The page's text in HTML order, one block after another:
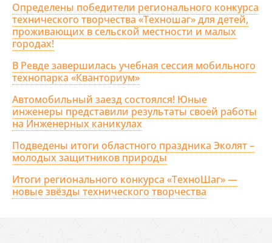
Определены победители регионального конкурса
технического творчества «Техношаг» для детей,
проживающих в сельской местности и малых
городах!
В Ревде завершилась учебная сессия мобильного
технопарка «Кванториум»
Автомобильный заезд состоялся! Юные
инженеры представили результаты своей работы
на Инженерных каникулах
Подведены итоги областного праздника Эколят –
молодых защитников природы
Итоги регионального конкурса «ТехноШаг» —
новые звёзды технического творчества